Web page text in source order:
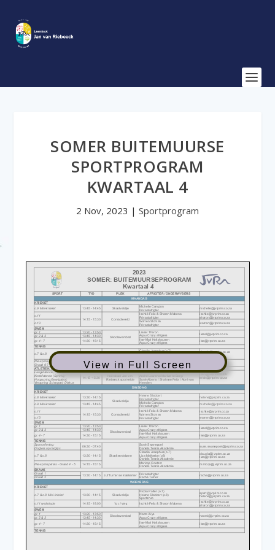
SOMER BUITEMUURSE
SPORTPROGRAM
KWARTAAL 4
2 Nov, 2023 | Sportprogram
View in Full Screen